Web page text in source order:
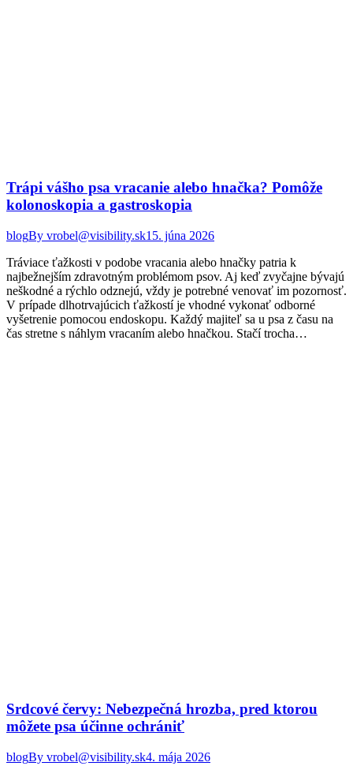
Trápi vášho psa vracanie alebo hnačka? Pomôže
kolonoskopia a gastroskopia
blogBy vrobel@visibility.sk15. júna 2026
Tráviace ťažkosti v podobe vracania alebo hnačky patria k
najbežnejším zdravotným problémom psov. Aj keď zvyčajne bývajú
neškodné a rýchlo odznejú, vždy je potrebné venovať im pozornosť.
V prípade dlhotrvajúcich ťažkostí je vhodné vykonať odborné
vyšetrenie pomocou endoskopu. Každý majiteľ sa u psa z času na
čas stretne s náhlym vracaním alebo hnačkou. Stačí trocha…
Srdcové červy: Nebezpečná hrozba, pred ktorou
môžete psa účinne ochrániť
blogBy vrobel@visibility.sk4. mája 2026